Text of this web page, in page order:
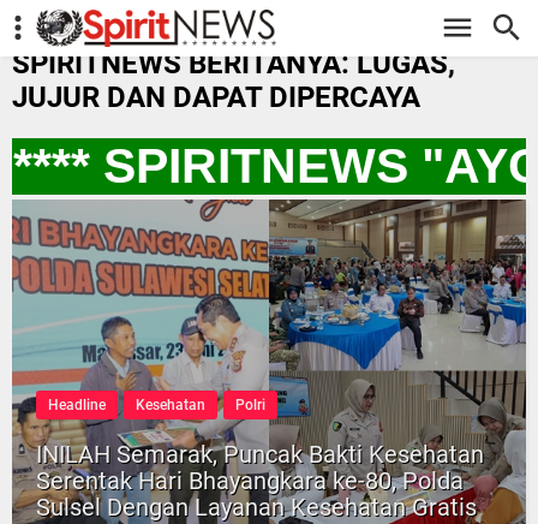
-->
SPIRITNEWS BERITANYA: LUGAS,
JUJUR DAN DAPAT DIPERCAYA
SPIRITNEWS "AYO
Headline Kesehatan Polri
INILAH Semarak, Puncak Bakti Kesehatan
Serentak Hari Bhayangkara ke-80, Polda
Sulsel Dengan Layanan Kesehatan Gratis